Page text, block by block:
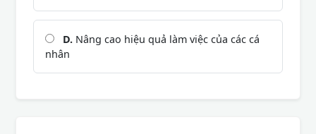
D. Nâng cao hiệu quả làm việc của các cá
nhân